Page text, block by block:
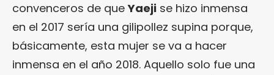
convenceros de queYaeji se hizo inmensa
en el 2017 sería una gilipollez supina porque,
básicamente, esta mujer se va a hacer
inmensa en el año 2018. Aquello solo fue una